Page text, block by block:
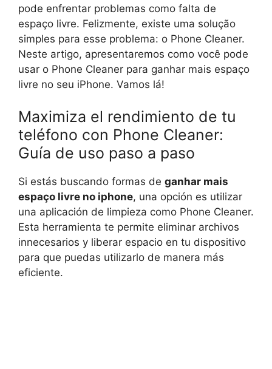
pode enfrentar problemas como falta de
espaço livre. Felizmente, existe uma solução
simples para esse problema: o Phone Cleaner.
Neste artigo, apresentaremos como você pode
usar o Phone Cleaner para ganhar mais espaço
livre no seu iPhone. Vamos lá!
Maximiza el rendimiento de tu
teléfono con Phone Cleaner:
Guía de uso paso a paso
Si estás buscando formas de ganhar mais
espaço livre no iphone, una opción es utilizar
una aplicación de limpieza como Phone Cleaner.
Esta herramienta te permite eliminar archivos
innecesarios y liberar espacio en tu dispositivo
para que puedas utilizarlo de manera más
eficiente.